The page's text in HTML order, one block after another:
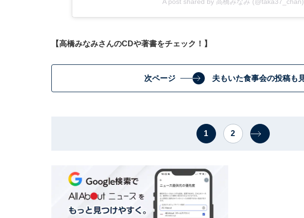
【高橋みなみさんのCDや著書をチェック！】
次ページ 夫もいた食事会の投稿も
1 2